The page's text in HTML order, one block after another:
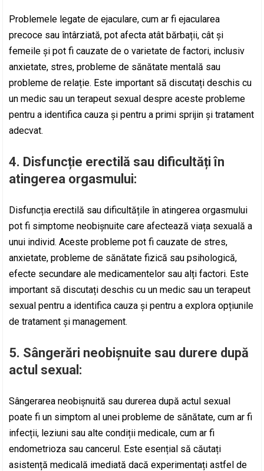
Problemele legate de ejaculare, cum ar fi ejacularea
precoce sau întârziată, pot afecta atât bărbații, cât și
femeile și pot fi cauzate de o varietate de factori, inclusiv
anxietate, stres, probleme de sănătate mentală sau
probleme de relație. Este important să discutați deschis cu
un medic sau un terapeut sexual despre aceste probleme
pentru a identifica cauza și pentru a primi sprijin și tratament
adecvat.
4. Disfuncție erectilă sau dificultăți în
atingerea orgasmului:
Disfuncția erectilă sau dificultățile în atingerea orgasmului
pot fi simptome neobișnuite care afectează viața sexuală a
unui individ. Aceste probleme pot fi cauzate de stres,
anxietate, probleme de sănătate fizică sau psihologică,
efecte secundare ale medicamentelor sau alți factori. Este
important să discutați deschis cu un medic sau un terapeut
sexual pentru a identifica cauza și pentru a explora opțiunile
de tratament și management.
5. Sângerări neobișnuite sau durere după
actul sexual:
Sângerarea neobișnuită sau durerea după actul sexual
poate fi un simptom al unei probleme de sănătate, cum ar fi
infecții, leziuni sau alte condiții medicale, cum ar fi
endometrioza sau cancerul. Este esențial să căutați
asistență medicală imediată dacă experimentați astfel de